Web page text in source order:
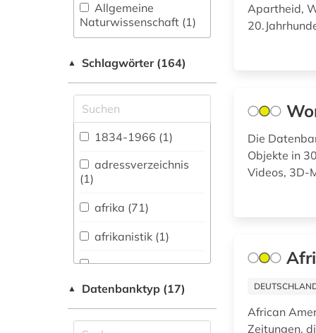
Allgemeine
Naturwissenschaft (1)
fachübergreifende
Allgemeine und
vergleichende Sprach-
und
Literaturwissenschaft.
Indogermanistik.
Außereuropäische
Literaturen (7)
Anglistik.
Amerikanistik (6)
▲ Schlagwörter (164)
1834-1966 (1)
adressverzeichnis
(1)
afrika (71)
afrikanistik (1)
(1)
▲ Datenbanktyp (17)
Apartheid,
Die
Objekte in
Videos, 3D-
African
Zeitungen,